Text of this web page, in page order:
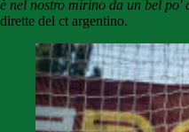
è nel nostro mirino da un bel po'
dirette del ct argentino.